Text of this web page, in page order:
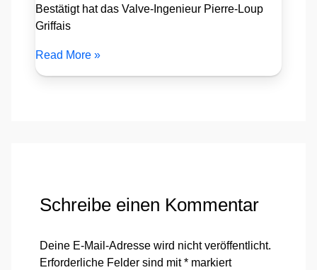
Bestätigt hat das Valve-Ingenieur Pierre-Loup
Griffais
Read More »
Schreibe einen Kommentar
Deine E-Mail-Adresse wird nicht veröffentlicht.
Erforderliche Felder sind mit* markiert